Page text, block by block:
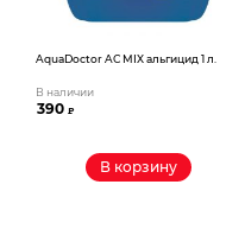
AquaDoctor AС MIX альгицид 1 л.
В наличии
390₽
В корзину